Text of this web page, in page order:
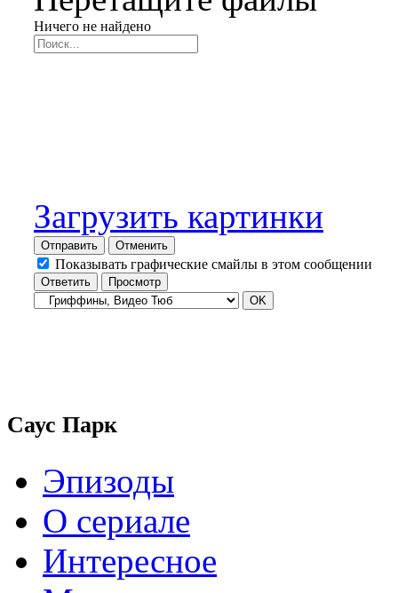
Ничего не найдено
Загрузить картинки
Отправить Отменить
Показывать графические смайлы в этом сообщении
Саус Парк
Эпизоды
О сериале
Интересное